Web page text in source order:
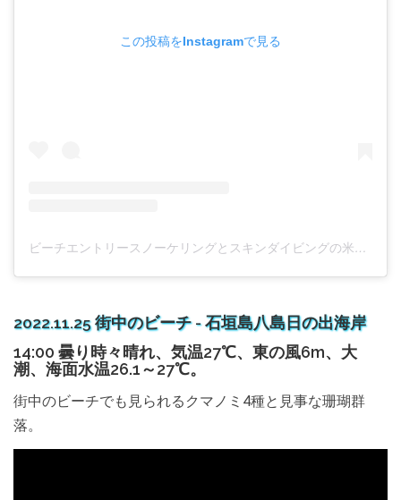
この投稿をInstagramで見る
ビーチエントリースノーケリングとスキンダイビングの米原クラブ(@bwwitoh)がシェアした投稿
2022.11.25 街中のビーチ - 石垣島八島日の出海岸
14:00 曇り時々晴れ、気温27℃、東の風6m、大
潮、海面水温26.1～27℃。
街中のビーチでも見られるクマノミ4種と見事な珊瑚群
落。